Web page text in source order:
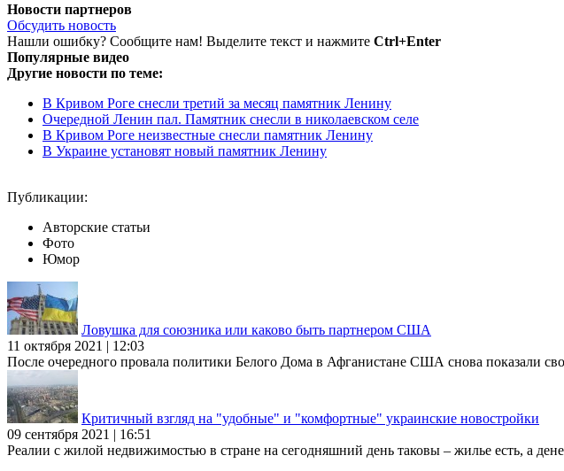
Новости партнеров
Обсудить новость
Нашли ошибку? Сообщите нам! Выделите текст и нажмите Ctrl+Enter
Популярные видео
Другие новости по теме:
В Кривом Роге снесли третий за месяц памятник Ленину
Очередной Ленин пал. Памятник снесли в николаевском селе
В Кривом Роге неизвестные снесли памятник Ленину
В Украине установят новый памятник Ленину
Публикации:
Авторские статьи
Фото
Юмор
Ловушка для союзника или каково быть партнером США
11 октября 2021 | 12:03
После очередного провала политики Белого Дома в Афганистане США снова показали
Критичный взгляд на "удобные" и "комфортные" украинские новостройки
09 сентября 2021 | 16:51
Реалии с жилой недвижимостью в стране на сегодняшний день таковы – жилье есть, а